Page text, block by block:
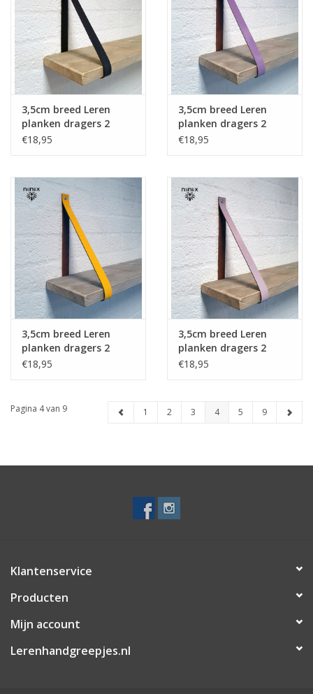
3,5cm breed Leren
planken dragers 2
stuks navy donker
€18,95
3,5cm breed Leren
planken dragers 2
stuks lavendel
€18,95
3,5cm breed Leren
planken dragers 2
stuks geel
€18,95
3,5cm breed Leren
planken dragers 2
stuks dawn
€18,95
Pagina 4 van 9 1 2 3 4 5 9
Klantenservice
Producten
Mijn account
Lerenhandgreepjes.nl